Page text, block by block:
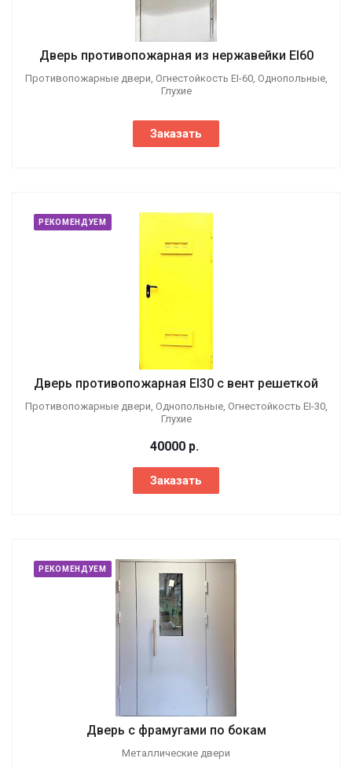
Дверь противопожарная из нержавейки EI60
Противопожарные двери, Огнестойкость EI-60, Однопольные,
Глухие
Заказать
РЕКОМЕНДУЕМ
Дверь противопожарная EI30 с вент решеткой
Противопожарные двери, Однопольные, Огнестойкость EI-30,
Глухие
40000 р.
Заказать
РЕКОМЕНДУЕМ
Дверь с фрамугами по бокам
Металлические двери